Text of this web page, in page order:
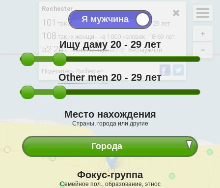
Rochester
101 таких женщин на 100 мужчин. 20-29 лет.
108 таких женщин на 1000 человек. 18-69 лет.
52 281такие женщины / 51 690 мужчин.
Поделитесь Rochester!
Ищу даму 20 - 29лет
Other men 20 - 29лет
Место нахождения
Страны, города или другие
Города
Фокус-группа
Семейное пол., образование, этнос